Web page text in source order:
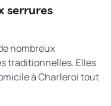
serrures
nombreux
traditionnelles. Elles
à Charleroi tout